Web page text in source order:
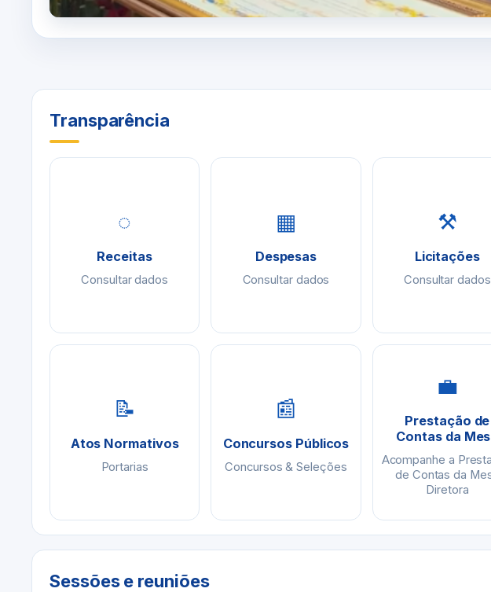
Transparência
◌
Receitas
Consultar dados
▦
Despesas
Consultar dados
⚒
Licitações
Consultar dados
📝
Atos Normativos
Portarias
📰
Concursos Públicos
Concursos & Seleções
💼
Prestação de
Contas da
Acompanhe a
de Contas da
Diretora
Sessões e reuniões